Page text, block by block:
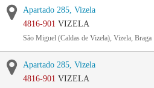
Apartado 285, Vizela
4816-901 VIZELA
São Miguel (Caldas de Vizela), Vizela, Braga
Apartado 285, Vizela
4816-901 VIZELA